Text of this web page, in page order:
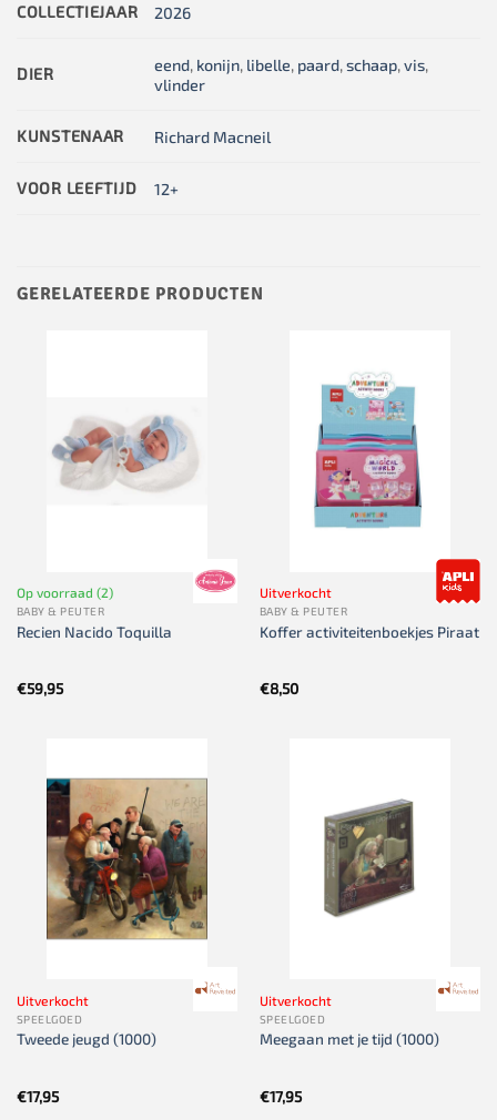
COLLECTIEJAAR 2026
DIER
eend, konijn, libelle, paard,schaap,vis,
vlinder
KUNSTENAAR Richard Macneil
VOOR LEEFTIJD 12+
GERELATEERDE PRODUCTEN
Op voorraad (2)
BABY & PEUTER
Recien Nacido Toquilla
€59,95
Uitverkocht
BABY & PEUTER
Koffer activiteitenboekjes Piraat
€8,50
Uitverkocht
SPEELGOED
Tweede jeugd (1000)
€17,95
Uitverkocht
SPEELGOED
Meegaan met je tijd (1000)
€17,95